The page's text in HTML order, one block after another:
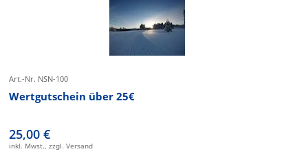
Art.-Nr. NSN-100
Wertgutschein über 25€
25,00 €
inkl. Mwst., zzgl. Versand